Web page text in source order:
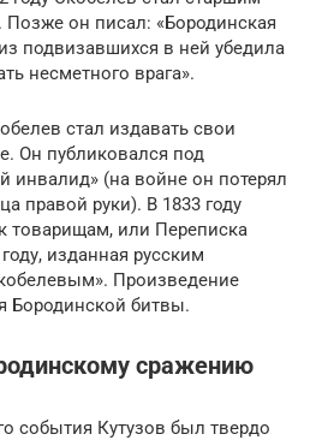
он писал: «Бородинская
подвизавшихся в ней убедила
несметного врага».
стал издавать свои
Он публиковался под
инвалид» (на войне он потерял
правой руки). В 1833 году
товарищам, или Переписка
изданная русским
Произведение
Бородинской битвы.
сражению
события Кутузов был твердо